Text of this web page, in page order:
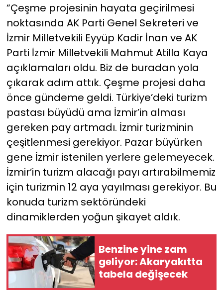
“Çeşme projesinin hayata geçirilmesi
noktasında AK Parti Genel Sekreteri ve
İzmir Milletvekili Eyyüp Kadir İnan ve AK
Parti İzmir Milletvekili Mahmut Atilla Kaya
açıklamaları oldu. Biz de buradan yola
çıkarak adım attık. Çeşme projesi daha
önce gündeme geldi. Türkiye’deki turizm
pastası büyüdü ama İzmir’in alması
gereken pay artmadı. İzmir turizminin
çeşitlenmesi gerekiyor. Pazar büyürken
gene İzmir istenilen yerlere gelemeyecek.
İzmir’in turizm alacağı payı artırabilmemiz
için turizmin 12 aya yayılması gerekiyor. Bu
konuda turizm sektöründeki
dinamiklerden yoğun şikayet aldık.
Benzine yine zam
geliyor: Akaryakıtta
tabela değişecek